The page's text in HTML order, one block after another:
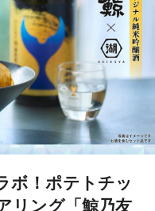
ボ！ポテトチッ
リング「鯨乃友